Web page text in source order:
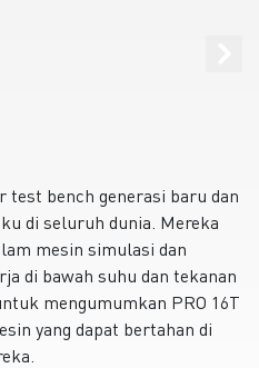
test bench generasi baru dan
di seluruh dunia. Mereka
mesin simulasi dan
di bawah suhu dan tekanan
mengumumkan PRO 16T
yang dapat bertahan di